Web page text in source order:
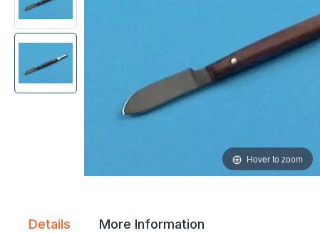
gallery
gallery
Hover to zoom
Details More Information